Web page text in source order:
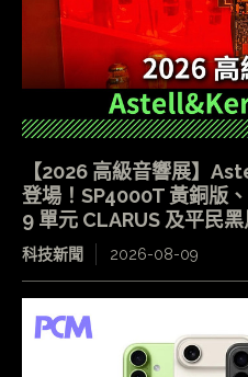
【2026 高級音響展】
登場！SP4000T 黃銅版
9 單元 CLARUS 及平民
科技新聞 2026-08-09